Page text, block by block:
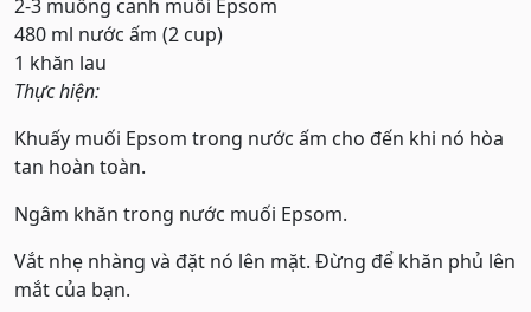
2-3 muỗng canh muối Epsom
480 ml nước ấm (2 cup)
1 khăn lau
Thực hiện:
Khuấy muối Epsom trong nước ấm cho đến khi nó hòa
tan hoàn toàn.
Ngâm khăn trong nước muối Epsom.
Vắt nhẹ nhàng và đặt nó lên mặt. Đừng để khăn phủ lên
mắt của bạn.